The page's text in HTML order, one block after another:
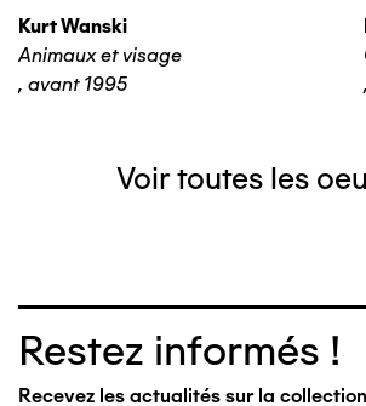
Kurt Wanski
Animaux et visage
, avant 1995
,
Voir toutes les
Restez informés !
Recevez les actualités sur la